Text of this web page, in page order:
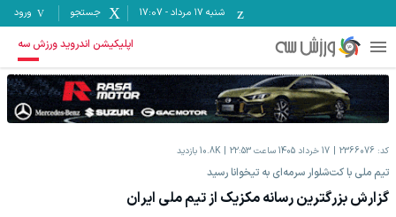
شنبه ۱۷ مرداد -
17:07 جستجو ورود
اپلیکیشن اندروید ورزش سه
کد: 2366076 17 خرداد 1405 ساعت 22:53 10.8K بازدید
‫تیم ملی با کت‌شلوار سرمه‌ای به تیخوانا رسید
گزارش بزرگترین رسانه مکزیک از تیم ملی ایران